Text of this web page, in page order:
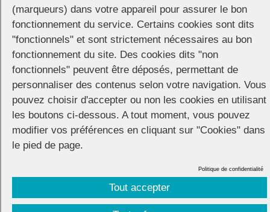
© 2026 | Mentions légales
Réalisation :Unscuzzy| Conception :Visuelab|
(marqueurs) dans votre appareil pour assurer le bon
fonctionnement du service. Certains cookies sont dits
"fonctionnels" et sont strictement nécessaires au bon
fonctionnement du site. Des cookies dits "non
fonctionnels" peuvent être déposés, permettant de
personnaliser des contenus selon votre navigation. Vous
pouvez choisir d'accepter ou non les cookies en utilisant
les boutons ci-dessous. A tout moment, vous pouvez
modifier vos préférences en cliquant sur "Cookies" dans
le pied de page.
Tout accepter
Politique de confidentialité